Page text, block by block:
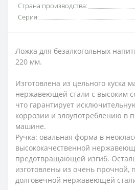
Страна производства:
Серия:
Ложка для безалкогольных
220 мм.
Изготовлена из цельного куска
нержавеющей стали с высоким
что гарантирует
коррозии и злоупотреблению в
машине.
Ручка: овальная форма в
высококачественной
предотвращающей изгиб.
изготовлены из очень прочной,
долговечной нержавеющей